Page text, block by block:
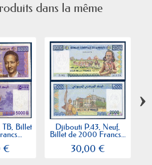
dans la même
Billet
€
Djibouti P.43, Neuf,
Billet de 2000 Francs...
30,00 €
›